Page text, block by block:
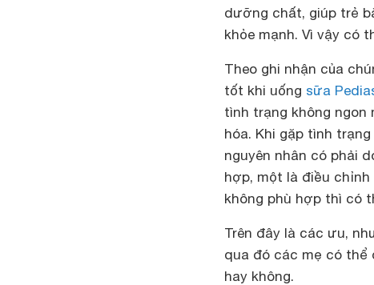
dưỡng chất, giúp trẻ
khỏe mạnh. Vì vậy có
Theo ghi nhận của
tốt khi uống sữa
tình trạng không ngon
hóa. Khi gặp tình
nguyên nhân có phải
hợp, một là điều
không phù hợp thì có
Trên đây là các ưu,
qua đó các mẹ có thể
hay không.